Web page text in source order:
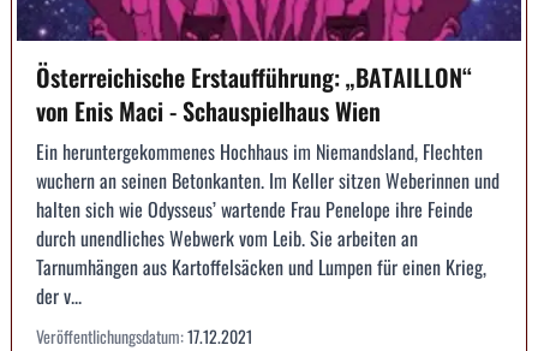
Österreichische Erstaufführung: „BATAILLON“
von Enis Maci - Schauspielhaus Wien
Ein heruntergekommenes Hochhaus im Niemandsland, Flechten
wuchern an seinen Betonkanten. Im Keller sitzen Weberinnen und
halten sich wie Odysseus’ wartende Frau Penelope ihre Feinde
durch unendliches Webwerk vom Leib. Sie arbeiten an
Tarnumhängen aus Kartoffelsäcken und Lumpen für einen Krieg,
der v...
Veröffentlichungsdatum:17.12.2021